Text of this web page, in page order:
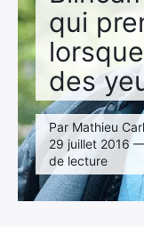
qui
des
Par Mathieu
29 juillet 2016
de lecture